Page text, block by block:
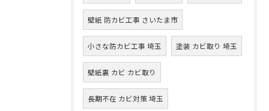
壁紙 防カビ工事 さいたま市
小さな防カビ工事 埼玉 塗装 カビ取り 埼玉
壁紙裏 カビ カビ取り
長期不在 カビ対策 埼玉